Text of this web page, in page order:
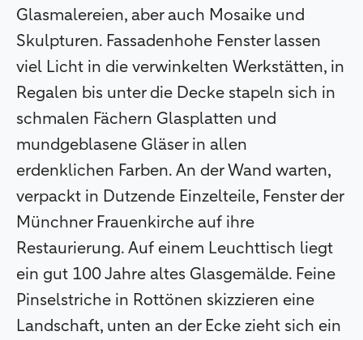
Glasmalereien, aber auch Mosaike und
Skulpturen. Fassadenhohe Fenster lassen
viel Licht in die verwinkelten Werkstätten, in
Regalen bis unter die Decke stapeln sich in
schmalen Fächern Glasplatten und
mundgeblasene Gläser in allen
erdenklichen Farben. An der Wand warten,
verpackt in Dutzende Einzelteile, Fenster der
Münchner Frauenkirche auf ihre
Restaurierung. Auf einem Leuchttisch liegt
ein gut 100 Jahre altes Glasgemälde. Feine
Pinselstriche in Rottönen skizzieren eine
Landschaft, unten an der Ecke zieht sich ein